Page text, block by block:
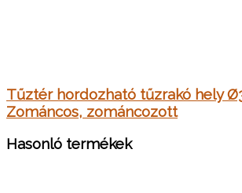
Tűztér hordozható tűzrakó hely
Zománcos, zománcozott
Hasonló termékek